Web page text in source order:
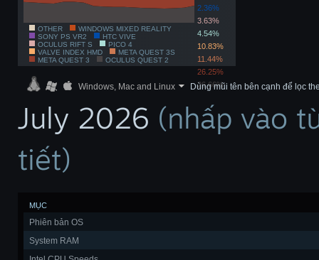
2.36%
3.63%
4.54%
10.83%
11.44%
26.25%
26.66%
OTHER
WINDOWS MIXED REALITY
SONY PS VR2
HTC VIVE
OCULUS RIFT S
PICO 4
VALVE INDEX HMD
META QUEST 3S
META QUEST 3
OCULUS QUEST 2
Windows, Mac and Linux Dùng mũi tên bên cạnh để lọc
July 2026 (nhấp vào
tiết)
MỤC
Phiên bản OS
System RAM